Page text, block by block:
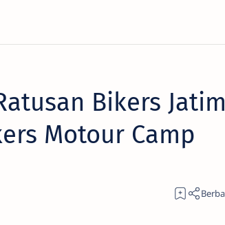
Bikers Jatim
Motour Camp